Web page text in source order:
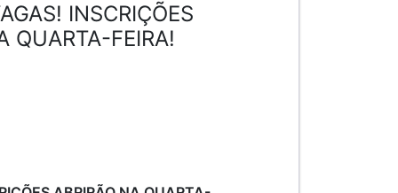
INSCRIÇÕES
QUARTA-FEIRA!